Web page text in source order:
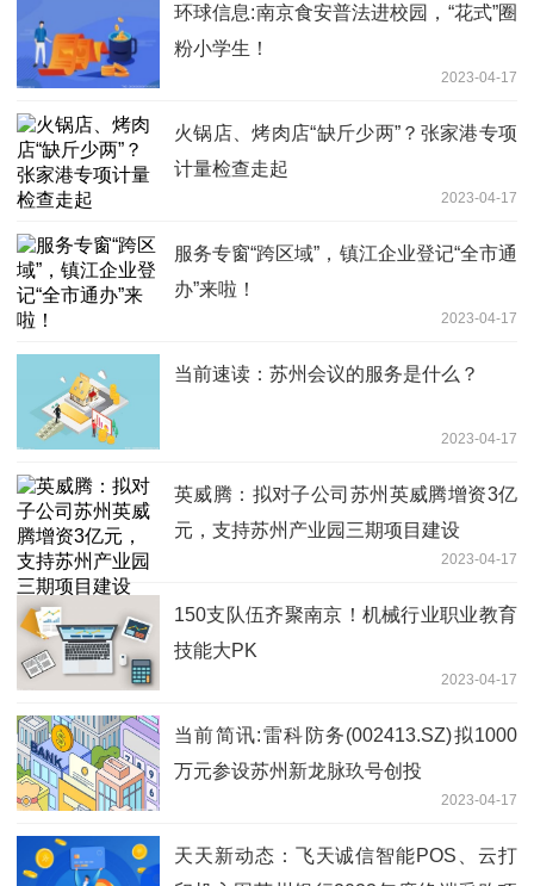
环球信息:南京食安普法进校园，“花式”圈
粉小学生！
2023-04-17
火锅店、烤肉店“缺斤少两”？张家港专项
计量检查走起
2023-04-17
服务专窗“跨区域”，镇江企业登记“全市通
办”来啦！
2023-04-17
当前速读：苏州会议的服务是什么？
2023-04-17
英威腾：拟对子公司苏州英威腾增资3亿
元，支持苏州产业园三期项目建设
2023-04-17
150支队伍齐聚南京！机械行业职业教育
技能大PK
2023-04-17
当前简讯:雷科防务(002413.SZ)拟1000
万元参设苏州新龙脉玖号创投
2023-04-17
天天新动态：飞天诚信智能POS、云打